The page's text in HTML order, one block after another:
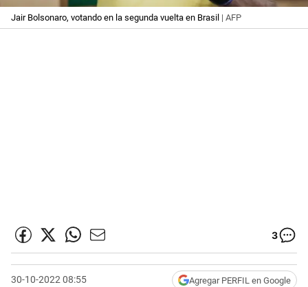
Jair Bolsonaro, votando en la segunda vuelta en Brasil | AFP
3
30-10-2022 08:55 Agregar PERFIL en Google